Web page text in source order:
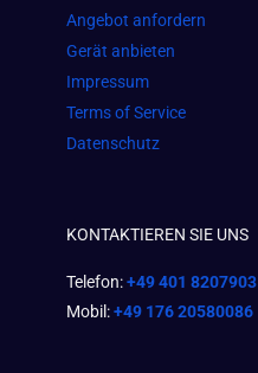
Angebot anfordern
Gerät anbieten
Impressum
Terms of Service
Datenschutz
KONTAKTIEREN SIE UNS
Telefon:+49 401 8207903
Mobil:+49 176 20580086